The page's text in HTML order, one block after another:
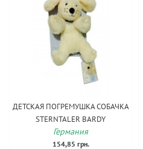
ДЕТСКАЯ ПОГРЕМУШКА СОБАЧКА
STERNTALER BARDY
Германия
154,85 грн.